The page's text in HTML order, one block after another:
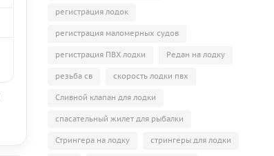
регистрация лодок
регистрация маломерных судов
регистрация ПВХ лодки Редан на лодку
резьба св скорость лодки пвх
Сливной клапан для лодки
спасательный жилет для рыбалки
Стрингера на лодку стрингеры для лодки